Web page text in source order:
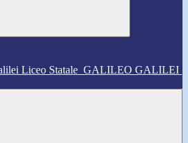
Liceo Statale GALILEO GALILEI